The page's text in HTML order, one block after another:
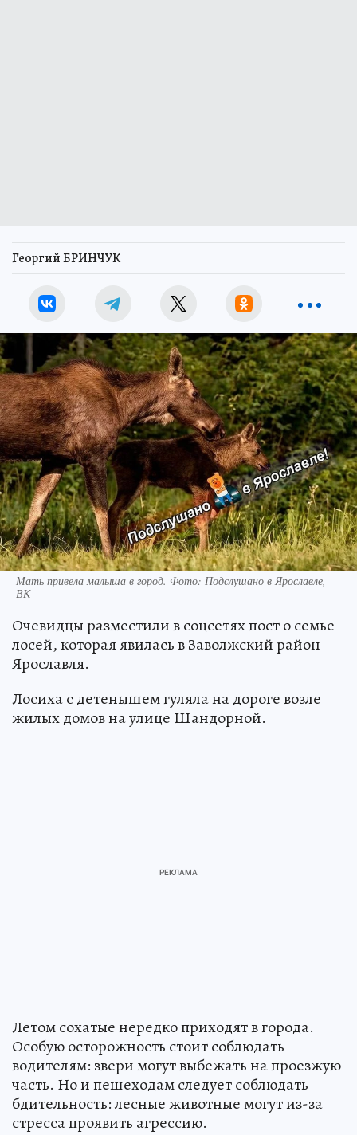
Георгий БРИНЧУК
Мать привела малыша в город. Фото: Подслушано в Ярославле,
ВК
Очевидцы разместили в соцсетях пост о семье
лосей, которая явилась в Заволжский район
Ярославля.
Лосиха с детенышем гуляла на дороге возле
жилых домов на улице Шандорной.
Летом сохатые нередко приходят в города.
Особую осторожность стоит соблюдать
водителям: звери могут выбежать на проезжую
часть. Но и пешеходам следует соблюдать
бдительность: лесные животные могут из-за
стресса проявить агрессию.